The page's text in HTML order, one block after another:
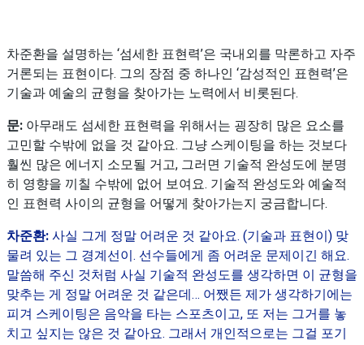
차준환을 설명하는 ‘섬세한 표현력’은 국내외를 막론하고 자주
거론되는 표현이다. 그의 장점 중 하나인 ‘감성적인 표현력’은
기술과 예술의 균형을 찾아가는 노력에서 비롯된다.
문: 아무래도 섬세한 표현력을 위해서는 굉장히 많은 요소를
고민할 수밖에 없을 것 같아요. 그냥 스케이팅을 하는 것보다
훨씬 많은 에너지 소모될 거고, 그러면 기술적 완성도에 분명
히 영향을 끼칠 수밖에 없어 보여요. 기술적 완성도와 예술적
인 표현력 사이의 균형을 어떻게 찾아가는지 궁금합니다.
차준환:사실 그게 정말 어려운 것 같아요. (기술과 표현이) 맞
물려 있는 그 경계선이. 선수들에게 좀 어려운 문제이긴 해요.
말씀해 주신 것처럼 사실 기술적 완성도를 생각하면 이 균형을
맞추는 게 정말 어려운 것 같은데… 어쨌든 제가 생각하기에는
피겨 스케이팅은 음악을 타는 스포츠이고, 또 저는 그거를 놓
치고 싶지는 않은 것 같아요. 그래서 개인적으로는 그걸 포기